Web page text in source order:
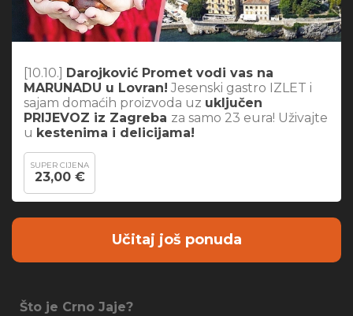
[10.10.]
Darojković Promet vodi vas na
MARUNADU u Lovran! Jesenski gastro IZLET i
sajam domaćih proizvoda uz uključen
PRIJEVOZ iz Zagreba za samo 23 eura! Uživajte
u kestenima i delicijama!
SUPER CIJENA
23,00 €
Učitaj još ponuda
Što je Crno Jaje?